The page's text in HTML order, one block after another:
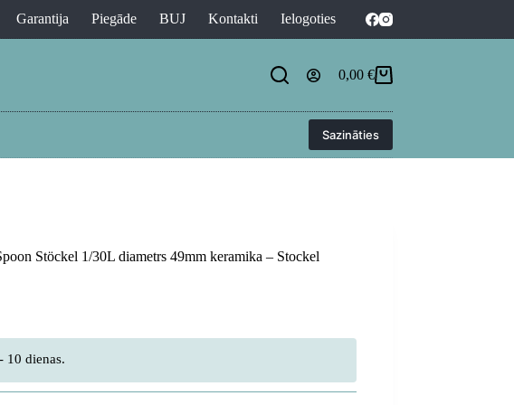
Garantija Piegāde BUJ Kontakti Ielogoties
Shopping
0,00 €
Sazināties
Stöckel 1/30L diametrs 49mm keramika – Stockel
10 dienas.